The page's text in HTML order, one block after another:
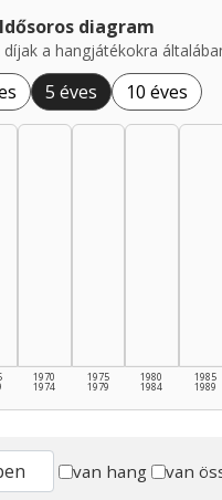
Idősoros diagram
a hangjátékokra
5 éves 10 éves
1970
1974
1975
1979
1980
1984
1985
1989
van hang van